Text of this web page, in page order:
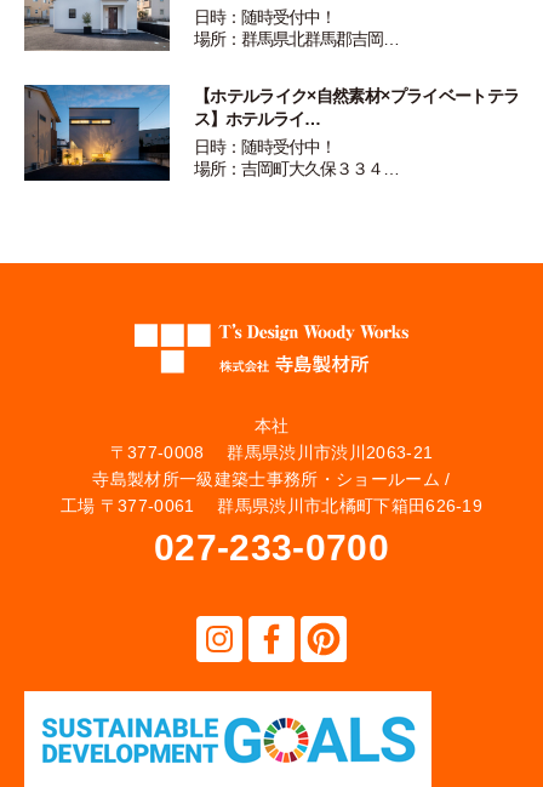
日時：随時受付中！
場所：群馬県北群馬郡吉岡…
【ホテルライク×自然素材×プライベートテラ
ス】ホテルライ…
日時：随時受付中！
場所：吉岡町大久保３３４…
本社
〒377-0008 群馬県渋川市渋川2063-21
寺島製材所一級建築士事務所・ショールーム /
工場 〒377-0061 群馬県渋川市北橘町下箱田626-19
027-233-0700